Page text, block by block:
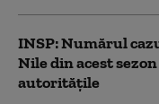
INSP: Numărul
Nile din acest
autoritățile